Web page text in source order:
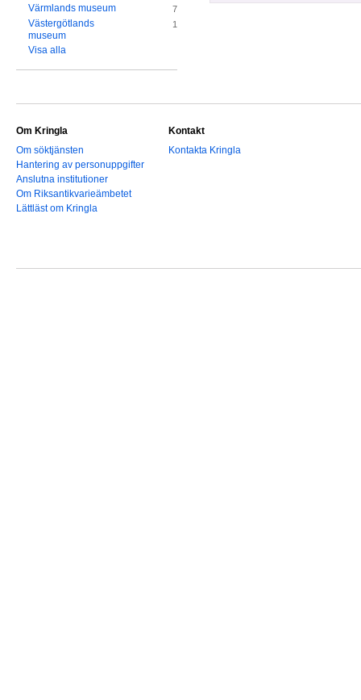
Värmlands museum 7
Västergötlands
museum
1
Visa alla
Om Kringla
Om söktjänsten
Hantering av personuppgifter
Anslutna institutioner
Om Riksantikvarieämbetet
Lättläst om Kringla
Kontakt
Kontakta Kringla